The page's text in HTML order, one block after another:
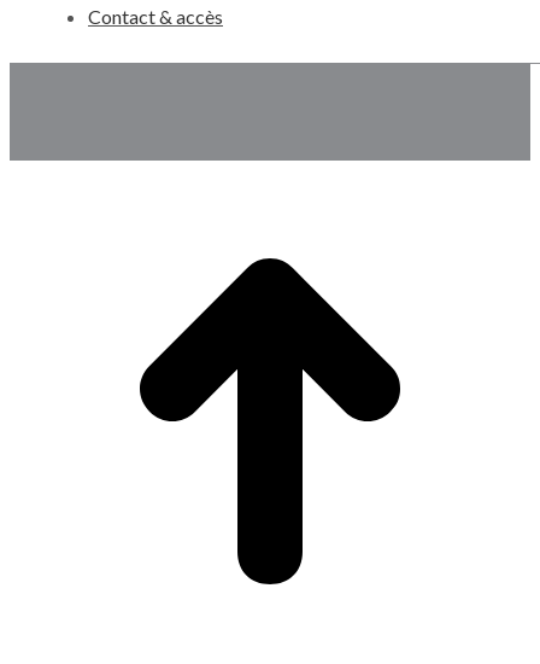
Contact & accès